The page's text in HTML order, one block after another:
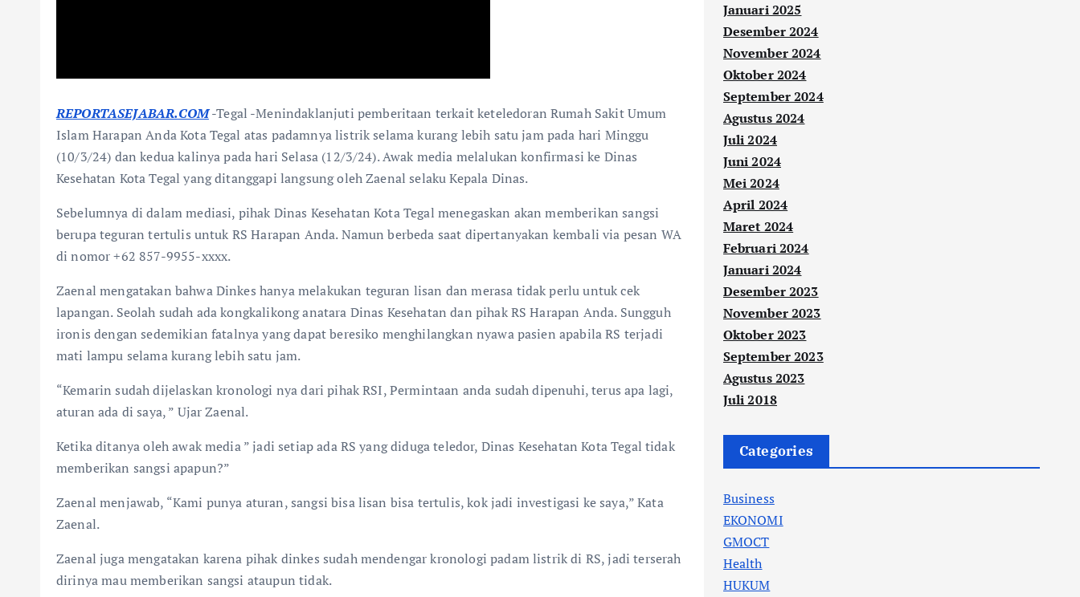
REPORTASEJABAR.COM-Tegal -Menindaklanjuti pemberitaan terkait keteledoran Rumah Sakit Umum
Islam Harapan Anda Kota Tegal atas padamnya listrik selama kurang lebih satu jam pada hari Minggu
(10/3/24) dan kedua kalinya pada hari Selasa (12/3/24). Awak media melalukan konfirmasi ke Dinas
Kesehatan Kota Tegal yang ditanggapi langsung oleh Zaenal selaku Kepala Dinas.
Sebelumnya di dalam mediasi, pihak Dinas Kesehatan Kota Tegal menegaskan akan memberikan sangsi
berupa teguran tertulis untuk RS Harapan Anda. Namun berbeda saat dipertanyakan kembali via pesan WA
di nomor +62 857-9955-xxxx.
Zaenal mengatakan bahwa Dinkes hanya melakukan teguran lisan dan merasa tidak perlu untuk cek
lapangan. Seolah sudah ada kongkalikong anatara Dinas Kesehatan dan pihak RS Harapan Anda. Sungguh
ironis dengan sedemikian fatalnya yang dapat beresiko menghilangkan nyawa pasien apabila RS terjadi
mati lampu selama kurang lebih satu jam.
“Kemarin sudah dijelaskan kronologi nya dari pihak RSI, Permintaan anda sudah dipenuhi, terus apa lagi,
aturan ada di saya, ” Ujar Zaenal.
Ketika ditanya oleh awak media ” jadi setiap ada RS yang diduga teledor, Dinas Kesehatan Kota Tegal tidak
memberikan sangsi apapun?”
Zaenal menjawab, “Kami punya aturan, sangsi bisa lisan bisa tertulis, kok jadi investigasi ke saya,” Kata
Zaenal.
Zaenal juga mengatakan karena pihak dinkes sudah mendengar kronologi padam listrik di RS, jadi terserah
dirinya mau memberikan sangsi ataupun tidak.
Januari 2025
Desember 2024
November 2024
Oktober 2024
September 2024
Agustus 2024
Juli 2024
Juni 2024
Mei 2024
April 2024
Maret 2024
Februari 2024
Januari 2024
Desember 2023
November 2023
Oktober 2023
September 2023
Agustus 2023
Juli 2018
Categories
Business
EKONOMI
GMOCT
Health
HUKUM